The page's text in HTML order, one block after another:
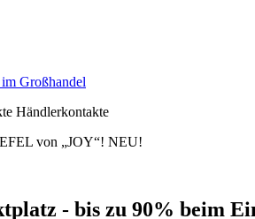
Großhandel
Händlerkontakte
von „JOY“! NEU!
- bis zu 90% beim